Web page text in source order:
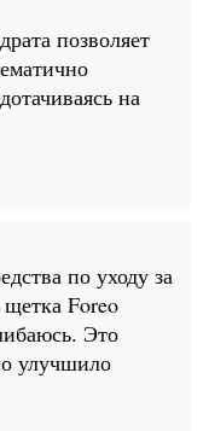
позволяет
на
по уходу за
Foreo
Это
улучшило